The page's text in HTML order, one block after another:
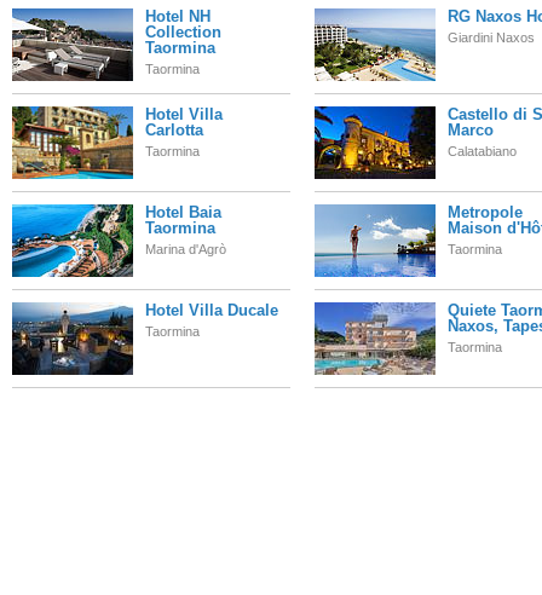
Hotel NH
Collection
Taormina
Taormina
RG Naxos
Giardini Naxos
Hotel Villa
Carlotta
Taormina
Castello di
Marco
Calatabiano
Hotel Baia
Taormina
Marina d'Agrò
Metropole
Maison
Taormina
Hotel Villa Ducale
Taormina
Quiete
Naxos,
Taormina